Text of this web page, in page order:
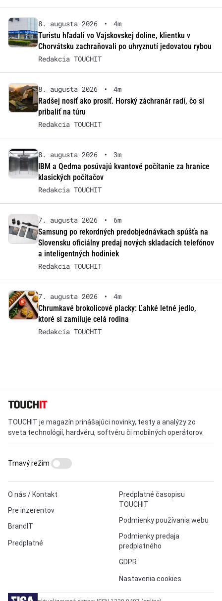
8. augusta 2026 •
4m
Turistu hľadali vo Vajskovskej doline, klientku v
Chorvátsku zachraňovali po uhryznutí jedovatou rybou
Redakcia TOUCHIT
8. augusta 2026 •
4m
Radšej nosiť ako prosiť. Horský záchranár radí, čo si
pribaliť na túru
Redakcia TOUCHIT
8. augusta 2026 •
3m
IBM a Qedma posúvajú kvantové počítanie za hranice
klasických počítačov
Redakcia TOUCHIT
7. augusta 2026 •
6m
Samsung po rekordných predobjednávkach spúšťa na
Slovensku oficiálny predaj nových skladacích telefónov
a inteligentných hodiniek
Redakcia TOUCHIT
7. augusta 2026 •
4m
Chrumkavé brokolicové placky: Ľahké letné jedlo,
ktoré si zamiluje celá rodina
Redakcia TOUCHIT
TOUCHIT je magazín prinášajúci novinky, testy a analýzy zo
sveta technológií, hardvéru, softvéru či mobilných operátorov.
O nás / Kontakt
Pre inzerentov
BrandIT
Predplatné
Predplatné časopisu
TOUCHIT
Podmienky používania webu
Podmienky predaja
predplatného
GDPR
Nastavenia cookies
Tmavý režim